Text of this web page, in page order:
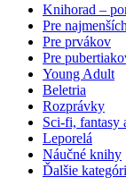
Knihorad –
Pre najmenších
Pre prvákov
Pre
Young Adult
Beletria
Rozprávky
Sci-fi, fantasy
Leporelá
Náučné knihy
Ďalšie